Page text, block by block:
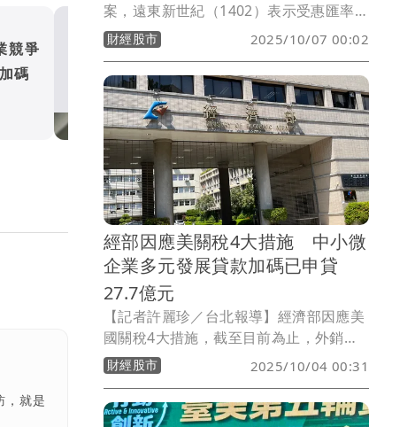
競爭
碼
台灣利多！川普傳延後開徵
體關稅 原因曝光
國際
，就是
案，遠東新世紀（1402）表示受惠匯率與
關稅趨於穩定、客戶訂單分配機制明朗
化，整體市場狀況已逐步回穩，評估下半
年營運將優於上半年，關稅成本分擔部
分，品牌商已與供應鏈共同承擔，成衣廠
負擔約6%、遠東新分擔2%，其餘約15%
由品牌商自行吸收或轉嫁消費端。對於下
週10月14日即將登場的第29屆台北紡織
展（TITAS），遠東新世紀將以「5大亮
點」參展。
財經股市 2025/10/07 00:02
經部因應美關稅4大措施 中小微
企業多元發展貸款加碼已申貸
27.7億元
【記者許麗珍／台北報導】經濟部因應美
國關稅4大措施，截至目前為止，外銷貸
款優惠保證加碼目前已核保18件，核保融
資金額約8.2億元；中小微企業多元發展
貸款加碼，目前已申貸289件，申貸金額
27.7億元；研發轉型補助，申請中有478
財經股市 2025/10/04 00:31